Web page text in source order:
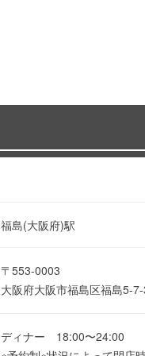
福島(大阪府)駅
〒553-0003
大阪府大阪市福島区福島5-
ディナー 18:00〜24:00